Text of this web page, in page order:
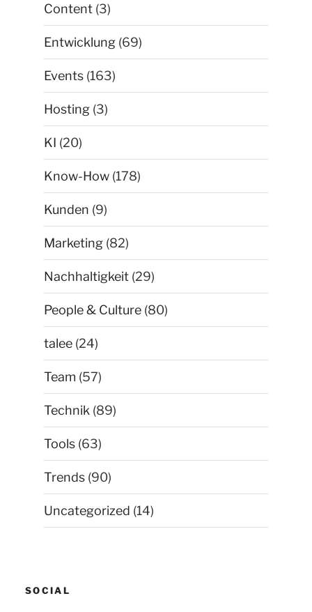
Content (3)
Entwicklung (69)
Events (163)
Hosting (3)
KI (20)
Know-How (178)
Kunden (9)
Marketing (82)
Nachhaltigkeit (29)
People & Culture (80)
talee (24)
Team (57)
Technik (89)
Tools (63)
Trends (90)
Uncategorized (14)
SOCIAL